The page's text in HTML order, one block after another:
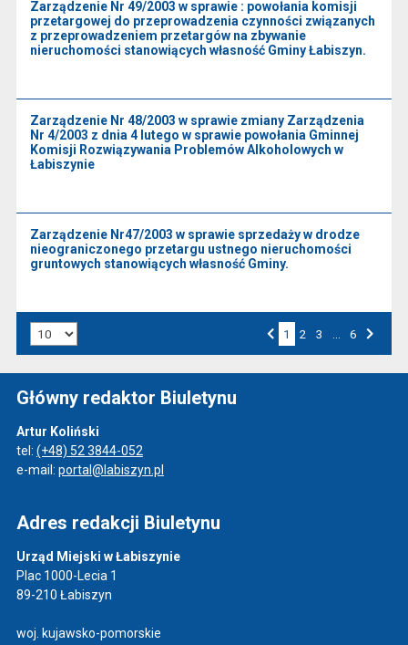
Zarządzenie Nr 49/2003 w sprawie : powołania komisji
przetargowej do przeprowadzenia czynności związanych
z przeprowadzeniem przetargów na zbywanie
nieruchomości stanowiących własność Gminy Łabiszyn.
Zarządzenie Nr 48/2003 w sprawie zmiany Zarządzenia
Nr 4/2003 z dnia 4 lutego w sprawie powołania Gminnej
Komisji Rozwiązywania Problemów Alkoholowych w
Łabiszynie
Zarządzenie Nr47/2003 w sprawie sprzedaży w drodze
nieograniczonego przetargu ustnego nieruchomości
gruntowych stanowiących własność Gminy.
1 2 3 6
Główny redaktor Biuletynu
Artur Koliński
tel: (+48) 52 3844-052
e-mail: portal@labiszyn.pl
Adres redakcji Biuletynu
Urząd Miejski w Łabiszynie
Plac 1000-Lecia 1
89-210 Łabiszyn
woj. kujawsko-pomorskie